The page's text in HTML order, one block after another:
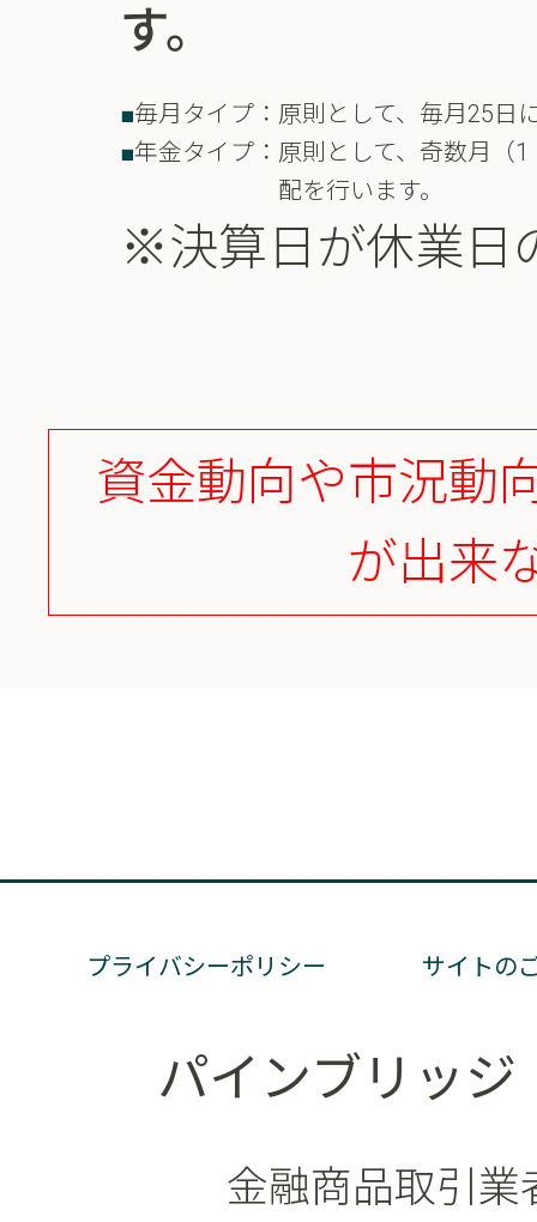
す。
毎月タイプ： 原則として、毎月25日
年金タイプ： 原則として、奇数月（
配を行います。
※決算日が休業日
資金動向や市況動
が出来
プライバシーポリシー サイトの
パインブリッ
金融商品取引